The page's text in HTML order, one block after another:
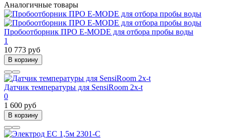
Аналогичные товары
Пробоотборник ПРО E-MODE для отбора пробы воды
1
10 773 руб
В корзину
Датчик температуры для SensiRoom 2х-t
0
1 600 руб
В корзину